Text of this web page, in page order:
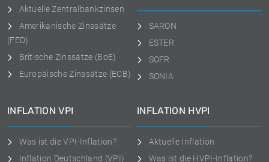
Aktuelle Zentralbankzinsen
Amerikanische Zinssätze
(FED)
Britische Zinssätze (BoE)
Europäische Zinssätze (ECB)
SARON
ESTER
SOFR
SONIA
INFLATION VPI
Was ist die VPI-Inflation?
Inflation Deutschland (VPI)
INFLATION HVPI
Aktuelle Inflation
Was ist die HVPI-Inflation?